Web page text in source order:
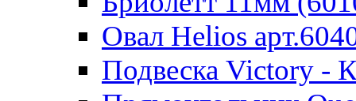
Овал Helios
Подвеска Victory -